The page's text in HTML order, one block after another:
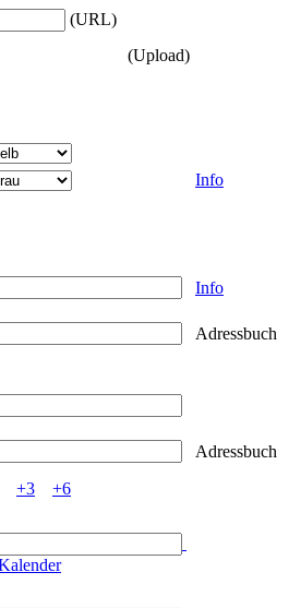
(URL)
(Upload)
Info
Info
Adressbuch
Adressbuch
+3 +6